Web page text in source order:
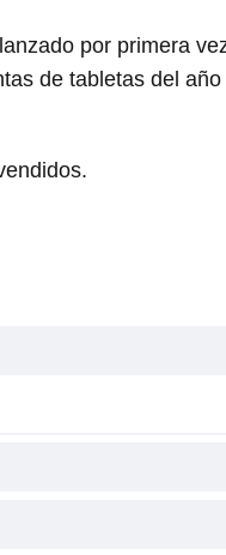
por primera
de tabletas del